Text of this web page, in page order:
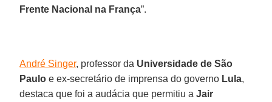
Frente Nacional na França”.
André Singer, professor da Universidade de São
Paulo e ex-secretário de imprensa do governo Lula,
destaca que foi a audácia que permitiu aJair